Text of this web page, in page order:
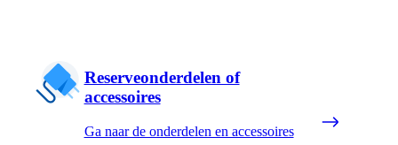
Reserveonderdelen of
accessoires
Ga naar de onderdelen en accessoires